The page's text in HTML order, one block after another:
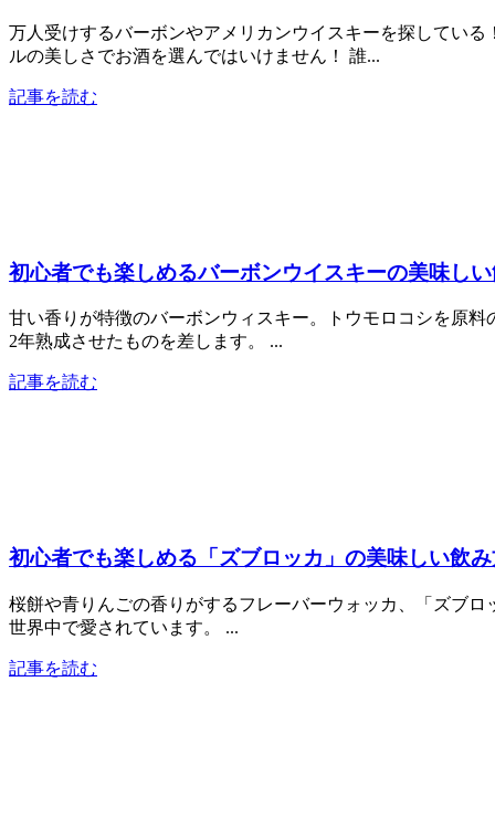
万人受けするバーボンやアメリカンウイスキーを探してい
ルの美しさでお酒を選んではいけません！ 誰...
記事を読む
初心者でも楽しめるバーボンウイスキーの美味し
甘い香りが特徴のバーボンウィスキー。トウモロコシを原
2年熟成させたものを差します。 ...
記事を読む
初心者でも楽しめる「ズブロッカ」の美味しい飲
桜餅や青りんごの香りがするフレーバーウォッカ、「ズブ
世界中で愛されています。 ...
記事を読む